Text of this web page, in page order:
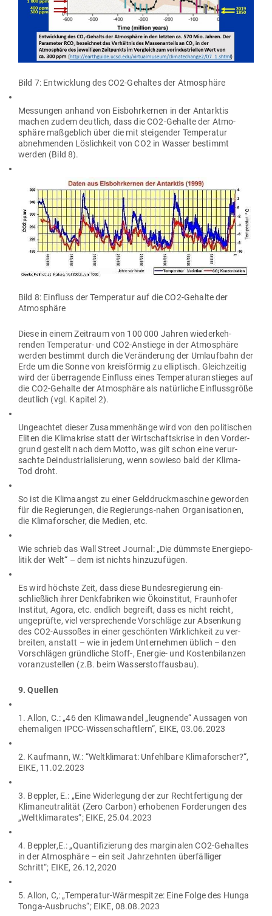
Bild 7: Ent­wicklung des CO2-Gehaltes der Atmosphäre
Mes­sungen anhand von Eis­bohr­kernen in der Ant­arktis
machen zudem deutlich, dass die CO2-Gehalte der Atmo­
sphäre maß­geblich über die mit stei­gender Tem­pe­ratur
abneh­menden Lös­lichkeit von CO2 in Wasser bestimmt
werden (Bild 8).
Bild 8: Ein­fluss der Tem­pe­ratur auf die CO2-Gehalte der
Atmosphäre
Diese in einem Zeitraum von 100 000 Jahren wie­der­keh­
renden Tem­pe­ratur- und CO2-Anstiege in der Atmo­sphäre
werden bestimmt durch die Ver­än­derung der Umlaufbahn der
Erde um die Sonne von kreis­förmig zu ellip­tisch. Gleich­zeitig
wird der über­ra­gende Ein­fluss eines Tem­pe­ra­tur­an­stieges auf
die CO2-Gehalte der Atmo­sphäre als natür­liche Ein­fluss­größe
deutlich (vgl. Kapitel 2).
Unge­achtet dieser Zusam­men­hänge wird von den poli­ti­schen
Eliten die Kli­ma­krise statt der Wirt­schafts­krise in den Vor­der­
grund gestellt nach dem Motto, was gilt schon eine ver­ur­
sachte Deindus­tria­li­sierung, wenn sowieso bald der Klima-
Tod droht.
So ist die Kli­ma­angst zu einer Geld­druck­ma­schine geworden
für die Regie­rungen, die Regie­rungs-nahen Orga­ni­sa­tionen,
die Kli­ma­for­scher, die Medien, etc.
Wie schrieb das Wall Street Journal: „Die dümmste Ener­gie­po­
litik der Welt“ – dem ist nichts hinzuzufügen.
Es wird höchste Zeit, dass diese Bun­des­re­gierung ein­
schließlich ihrer Denk­fa­briken wie Öko­in­stitut, Fraun­hofer
Institut, Agora, etc. endlich begreift, dass es nicht reicht,
unge­prüfte, viel ver­spre­chende Vor­schläge zur Absenkung
des CO2-Aus­soßes in einer geschönten Wirk­lichkeit zu ver­
breiten, anstatt – wie in jedem Unter­nehmen üblich – den
Vor­schlägen gründ­liche Stoff‑, Energie- und Kos­ten­bi­lanzen
vor­an­zu­stellen (z.B. beim Wasserstoffausbau).
9. Quellen
1. Allon, C.: „46 den Kli­ma­wandel „leug­nende“ Aus­sagen von
ehe­ma­ligen IPCC-Wis­sen­schaftlern“, EIKE, 03.06.2023
2. Kaufmann, W.: “Welt­kli­marat: Unfehlbare Kli­ma­for­scher?“,
EIKE, 11.02.2023
3. Beppler, E.: „Eine Wider­legung der zur Recht­fer­tigung der
Kli­ma­neu­tra­lität (Zero Carbon) erho­benen For­de­rungen des
„Welt­kli­ma­rates“; EIKE, 25.04.2023
4. Beppler,E.: „Quan­ti­fi­zierung des mar­gi­nalen CO2-Gehaltes
in der Atmo­sphäre – ein seit Jahr­zehnten über­fäl­liger
Schritt“; EIKE, 26.12,2020
5. Allon, C,: „Tem­pe­ratur-Wär­me­spitze: Eine Folge des Hunga
Tonga-Aus­bruchs“; EIKE, 08.08.2023